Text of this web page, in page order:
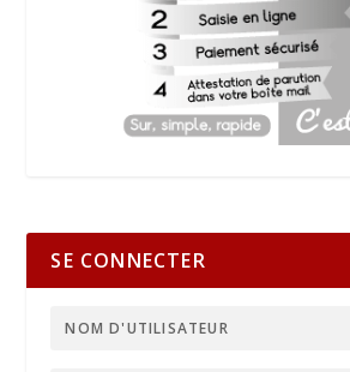
SE CONNECTER